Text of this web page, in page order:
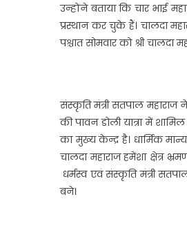
उन्होंने बताया कि चार भाई
प्रस्थान कर चुके हैं। चालदा
पश्चात सोमवार को श्री
संस्कृति मंत्री सतपाल
की पावन डोली यात्रा में
का मुख्य केन्द्र है। धार्मिक
चालदा महाराज हमेंशा क्षेत्र
धर्मस्व एवं संस्कृति मंत्री
बने।